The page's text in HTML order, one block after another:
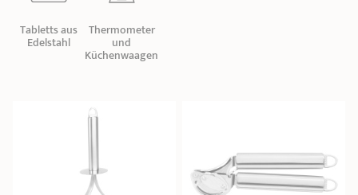
Tabletts aus
Edelstahl
Thermometer
und
Küchenwaagen